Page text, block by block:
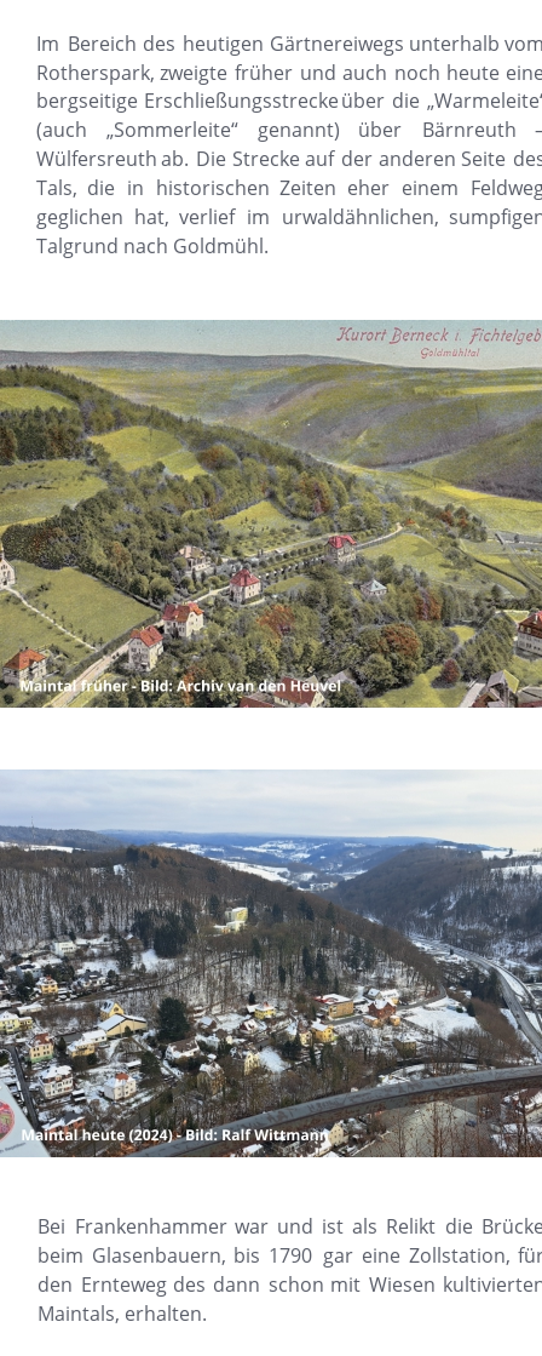
Im Bereich des heutigen Gärtnereiwegs unterhalb
Rotherspark, zweigte früher und auch noch heute
bergseitige Erschließungsstreckeüber die
(auch
„Sommerleite“ genannt) über Bärnreuth
Wülfersreuthab. Die Strecke auf der anderen Seite
Tals, die in historischen Zeiten eher einem
geglichen hat, verlief im urwaldähnlichen,
Talgrund nach Goldmühl.
Bei Frankenhammer war und ist als Relikt die
beim Glasenbauern, bis 1790 gar eine Zollstation,
den Ernteweg des dann schon mit Wiesen
Maintals, erhalten.